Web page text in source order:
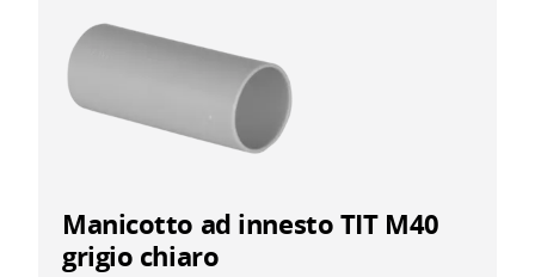
Manicotto ad innesto TIT M40
grigio chiaro